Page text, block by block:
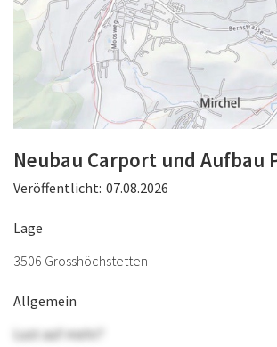
Neubau Carport und Aufbau
Veröffentlicht: 07.08.2026
Lage
3506 Grosshöchstetten
Allgemein
Lust auf mehr?